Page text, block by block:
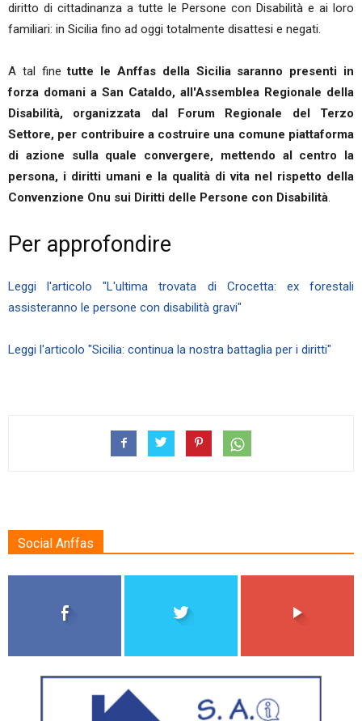
diritto di cittadinanza a tutte le Persone con Disabilità e ai loro
familiari: in Sicilia fino ad oggi totalmente disattesi e negati.
A tal finetutte le Anffas della Sicilia saranno presenti in
forza domani a San Cataldo, all'Assemblea Regionale della
Disabilità, organizzata dal Forum Regionale del Terzo
Settore, per contribuire a costruire una comune piattaforma
di azione sulla quale convergere, mettendo al centro la
persona, i diritti umani e la qualità di vita nel rispetto della
Convenzione Onu sui Diritti delle Persone con Disabilità.
Per approfondire
Leggi l'articolo "L'ultima trovata di Crocetta: ex forestali
assisteranno le persone con disabilità gravi"
Leggi l'articolo "Sicilia: continua la nostra battaglia per i diritti"
Social Anffas